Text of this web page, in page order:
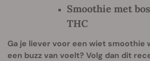
Smoothie met
THC
Ga je liever voor een wiet smoothie
een buzz van voelt? Volg dan dit